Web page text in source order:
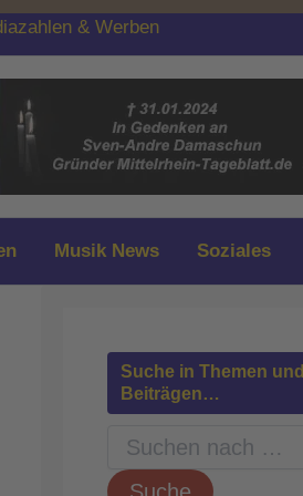
& Werben
Musik News Soziales
Suche in Themen und
Beiträgen…
c